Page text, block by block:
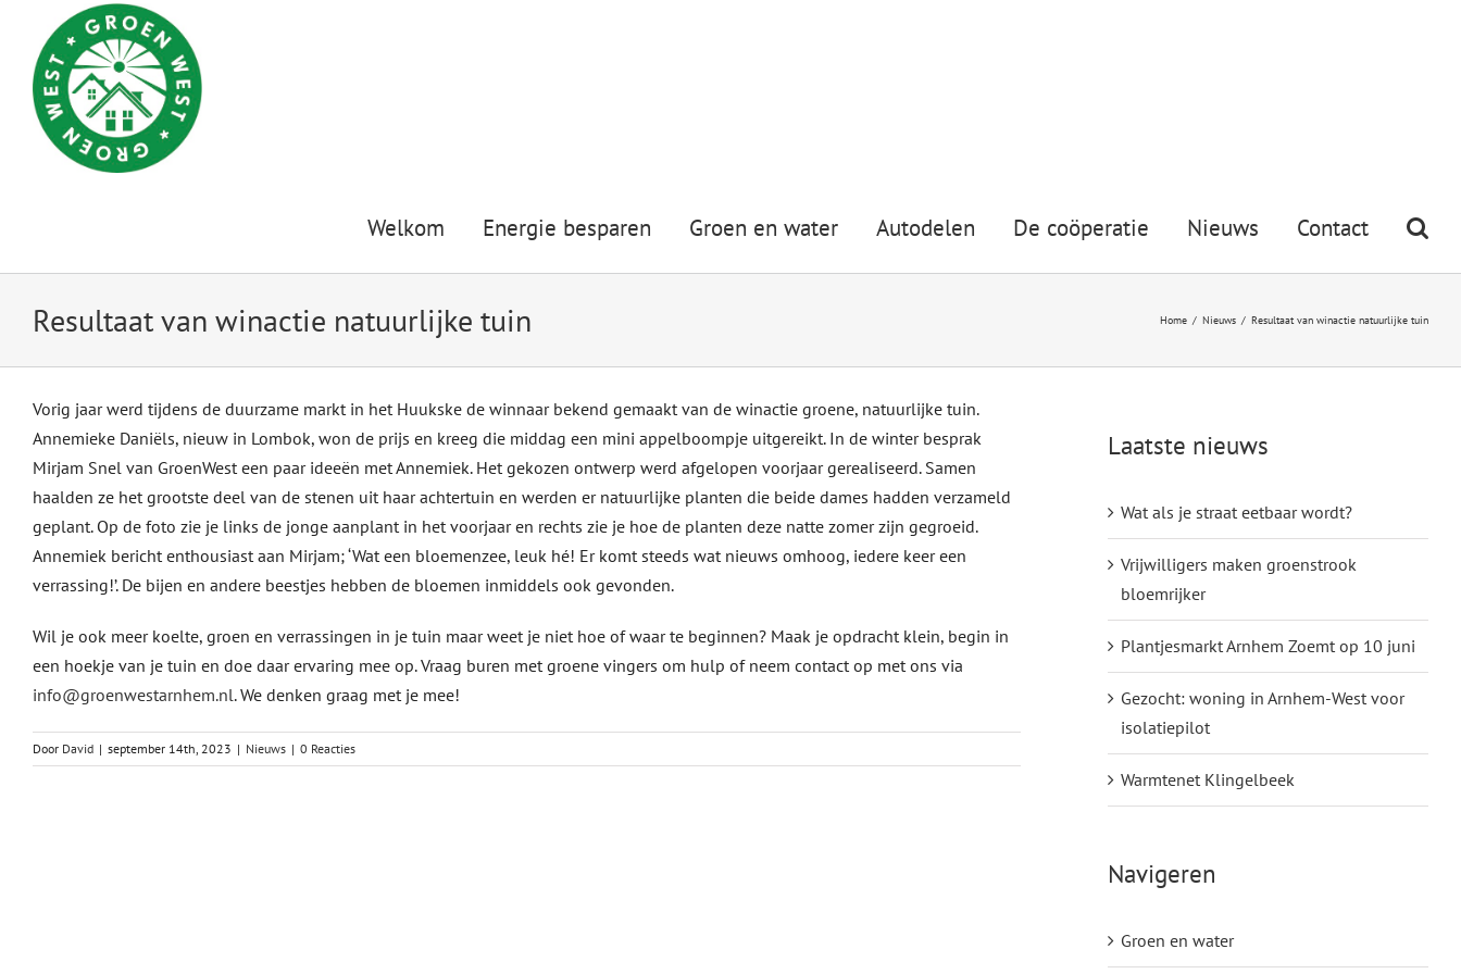
inhoud
Welkom Energie besparen Groen en water Autodelen De coöperatie Nieuws Contact
Resultaat van winactie natuurlijke tuin Home / Nieuws / Resultaat van winactie natuurlijke tuin
Vorig jaar werd tijdens de duurzame markt in het Huukske de winnaar bekend gemaakt van de winactie groene, natuurlijke tuin.
Annemieke Daniëls, nieuw in Lombok, won de prijs en kreeg die middag een mini appelboompje uitgereikt. In de winter besprak
Mirjam Snel van GroenWest een paar ideeën met Annemiek. Het gekozen ontwerp werd afgelopen voorjaar gerealiseerd. Samen
haalden ze het grootste deel van de stenen uit haar achtertuin en werden er natuurlijke planten die beide dames hadden verzameld
geplant. Op de foto zie je links de jonge aanplant in het voorjaar en rechts zie je hoe de planten deze natte zomer zijn gegroeid.
Annemiek bericht enthousiast aan Mirjam; ‘Wat een bloemenzee, leuk hé! Er komt steeds wat nieuws omhoog, iedere keer een
verrassing!’. De bijen en andere beestjes hebben de bloemen inmiddels ook gevonden.
Wil je ook meer koelte, groen en verrassingen in je tuin maar weet je niet hoe of waar te beginnen? Maak je opdracht klein, begin in
een hoekje van je tuin en doe daar ervaring mee op. Vraag buren met groene vingers om hulp of neem contact op met ons via
info@groenwestarnhem.nl. We denken graag met je mee!
Door David | september 14th, 2023 | Nieuws | 0 Reacties
Laatste nieuws
Wat als je straat eetbaar wordt?
Vrijwilligers maken groenstrook
bloemrijker
Plantjesmarkt Arnhem Zoemt op 10 juni
Gezocht: woning in Arnhem-West voor
isolatiepilot
Warmtenet Klingelbeek
Navigeren
Groen en water